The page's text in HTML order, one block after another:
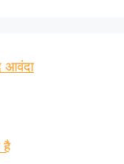
आवंदा
है